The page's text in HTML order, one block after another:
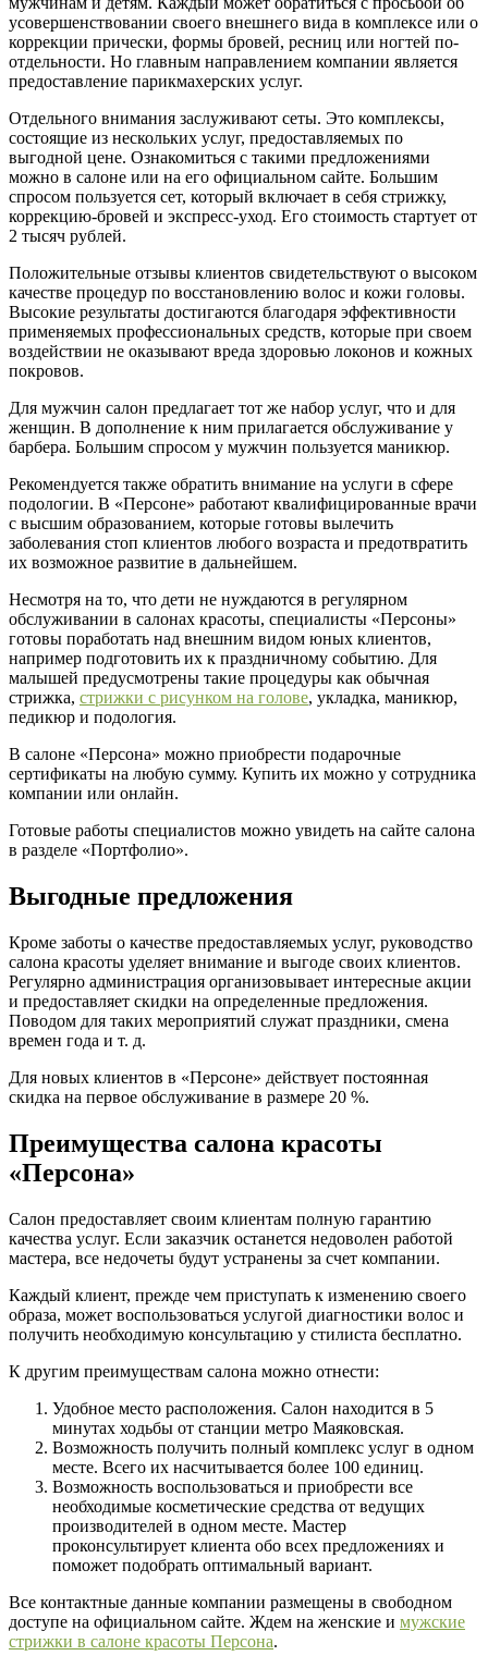
усовершенствовании своего внешнего вида в комплексе или о
коррекции прически, формы бровей, ресниц или ногтей по-
отдельности. Но главным направлением компании является
предоставление парикмахерских услуг.
Отдельного внимания заслуживают сеты. Это комплексы,
состоящие из нескольких услуг, предоставляемых по
выгодной цене. Ознакомиться с такими предложениями
можно в салоне или на его официальном сайте. Большим
спросом пользуется сет, который включает в себя стрижку,
коррекцию-бровей и экспресс-уход. Его стоимость стартует от
2 тысяч рублей.
Положительные отзывы клиентов свидетельствуют о высоком
качестве процедур по восстановлению волос и кожи головы.
Высокие результаты достигаются благодаря эффективности
применяемых профессиональных средств, которые при своем
воздействии не оказывают вреда здоровью локонов и кожных
покровов.
Для мужчин салон предлагает тот же набор услуг, что и для
женщин. В дополнение к ним прилагается обслуживание у
барбера. Большим спросом у мужчин пользуется маникюр.
Рекомендуется также обратить внимание на услуги в сфере
подологии. В «Персоне» работают квалифицированные врачи
с высшим образованием, которые готовы вылечить
заболевания стоп клиентов любого возраста и предотвратить
их возможное развитие в дальнейшем.
Несмотря на то, что дети не нуждаются в регулярном
обслуживании в салонах красоты, специалисты «Персоны»
готовы поработать над внешним видом юных клиентов,
например подготовить их к праздничному событию. Для
малышей предусмотрены такие процедуры как обычная
стрижка, стрижки с рисунком на голове, укладка, маникюр,
педикюр и подология.
В салоне «Персона» можно приобрести подарочные
сертификаты на любую сумму. Купить их можно у сотрудника
компании или онлайн.
Готовые работы специалистов можно увидеть на сайте салона
в разделе «Портфолио».
Выгодные предложения
Кроме заботы о качестве предоставляемых услуг, руководство
салона красоты уделяет внимание и выгоде своих клиентов.
Регулярно администрация организовывает интересные акции
и предоставляет скидки на определенные предложения.
Поводом для таких мероприятий служат праздники, смена
времен года и т. д.
Для новых клиентов в «Персоне» действует постоянная
скидка на первое обслуживание в размере 20 %.
Преимущества салона красоты
«Персона»
Салон предоставляет своим клиентам полную гарантию
качества услуг. Если заказчик останется недоволен работой
мастера, все недочеты будут устранены за счет компании.
Каждый клиент, прежде чем приступать к изменению своего
образа, может воспользоваться услугой диагностики волос и
получить необходимую консультацию у стилиста бесплатно.
К другим преимуществам салона можно отнести:
Удобное место расположения. Салон находится в 5
минутах ходьбы от станции метро Маяковская.
Возможность получить полный комплекс услуг в одном
месте. Всего их насчитывается более 100 единиц.
Возможность воспользоваться и приобрести все
необходимые косметические средства от ведущих
производителей в одном месте. Мастер
проконсультирует клиента обо всех предложениях и
поможет подобрать оптимальный вариант.
Все контактные данные компании размещены в свободном
доступе на официальном сайте. Ждем на женские и мужские
стрижки в салоне красоты Персона.